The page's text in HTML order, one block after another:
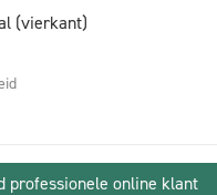
(vierkant)
professionele online klant